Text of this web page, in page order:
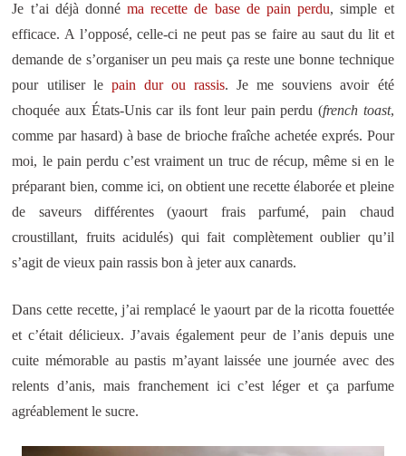
Je t’ai déjà donnéma recette de base de pain perdu, simple et
efficace. A l’opposé, celle-ci ne peut pas se faire au saut du lit et
demande de s’organiser un peu mais ça reste une bonne technique
pour utiliser le pain dur ou rassis. Je me souviens avoir été
choquée aux États-Unis car ils font leur pain perdu (french toast,
comme par hasard) à base de brioche fraîche achetée exprés. Pour
moi, le pain perdu c’est vraiment un truc de récup, même si en le
préparant bien, comme ici, on obtient une recette élaborée et pleine
de saveurs différentes (yaourt frais parfumé, pain chaud
croustillant, fruits acidulés) qui fait complètement oublier qu’il
s’agit de vieux pain rassis bon à jeter aux canards.
Dans cette recette, j’ai remplacé le yaourt par de la ricotta fouettée
et c’était délicieux. J’avais également peur de l’anis depuis une
cuite mémorable au pastis m’ayant laissée une journée avec des
relents d’anis, mais franchement ici c’est léger et ça parfume
agréablement le sucre.